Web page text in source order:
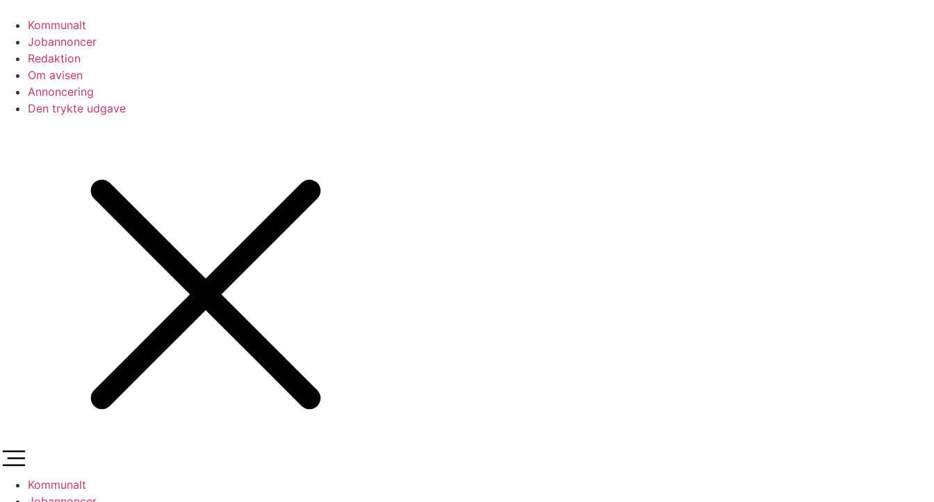
indhold
Kommunalt
Jobannoncer
Redaktion
Om avisen
Annoncering
Den trykte udgave
Kommunalt